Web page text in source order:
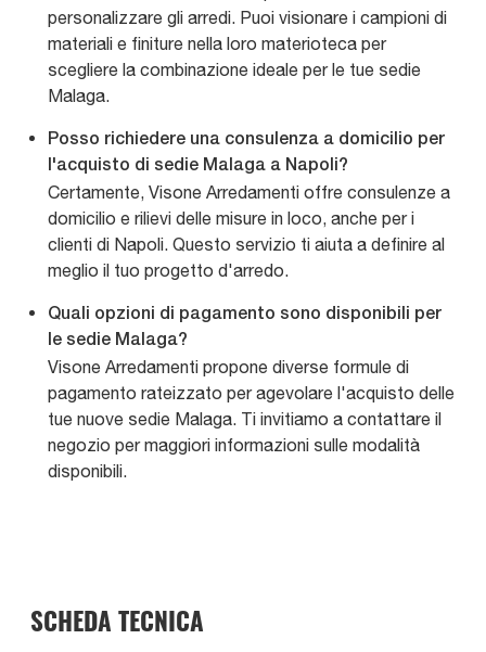
personalizzare gli arredi. Puoi visionare i campioni di
materiali e finiture nella loro materioteca per
scegliere la combinazione ideale per le tue sedie
Malaga.
Posso richiedere una consulenza a domicilio per
l'acquisto di sedie Malaga a Napoli?
Certamente, Visone Arredamenti offre consulenze a
domicilio e rilievi delle misure in loco, anche per i
clienti di Napoli. Questo servizio ti aiuta a definire al
meglio il tuo progetto d'arredo.
Quali opzioni di pagamento sono disponibili per
le sedie Malaga?
Visone Arredamenti propone diverse formule di
pagamento rateizzato per agevolare l'acquisto delle
tue nuove sedie Malaga. Ti invitiamo a contattare il
negozio per maggiori informazioni sulle modalità
disponibili.
SCHEDA TECNICA